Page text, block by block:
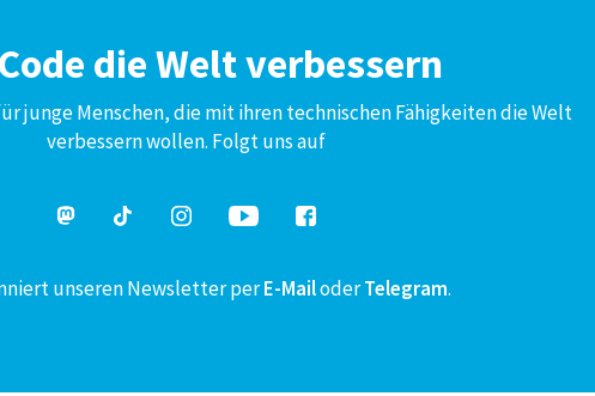
die Welt verbessern
junge Menschen, die mit ihren technischen Fähigkeiten die Welt
verbessern wollen. Folgt uns auf
unseren Newsletter perE-MailoderTelegram.